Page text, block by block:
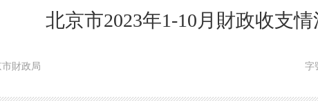
北京市2023年1-10月財政收支情
財政局 字